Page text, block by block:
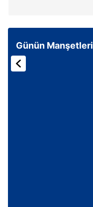
Günün Manşetleri